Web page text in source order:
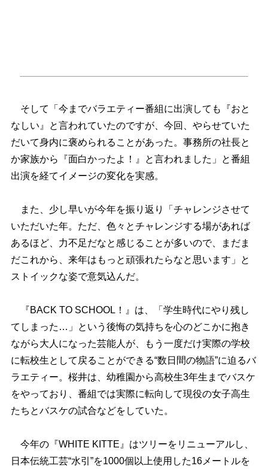
そして「今までバラエティー番組に出演しても『おと
なしい』と言われていたのですが、今回、やらせていた
だいて身内に褒められることがあった。事務所の社長と
か家族から『面白かったよ！』と言われました」と番組
出演を経てイメージの変化を実感。
また、少し早いが今年を振り返り「チャレンジさせて
いただいた年。ただ、色々とチャレンジする場があれば
あるほど、力不足だなと感じることが多いので、まだま
だこれから、来年はもっと頑張れたらなと思います」と
ストイックな姿で意気込んだ。
『BACK TO SCHOOL！』は、「学生時代にやり残し
てしまった…」という後悔の気持ちを心のどこかに抱き
ながら大人になった芸能人が、もう一度だけ実際の学校
に転校生として戻ることができる“数日間の物語”に迫るバ
ラエティー。桜井は、幼稚園から高校生3年生までバスケ
をやっており、番組では実際に転向して現役の女子高生
たちとバスケの試合などをしていた。
今年の『WHITE KITTE』はツリーをリニューアルし、
日本伝統工芸“水引”を1000個以上使用した16メートルを